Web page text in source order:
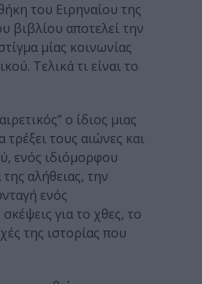
του Ειρηναίου της
βιβλίου αποτελεί την
μίας κοινωνίας
Τελικά τι είναι το
ο ίδιος μιας
τους αιώνες και
ενός ιδιόμορφου
αλήθειας, την
ενός
για το χθες, το
της ιστορίας που